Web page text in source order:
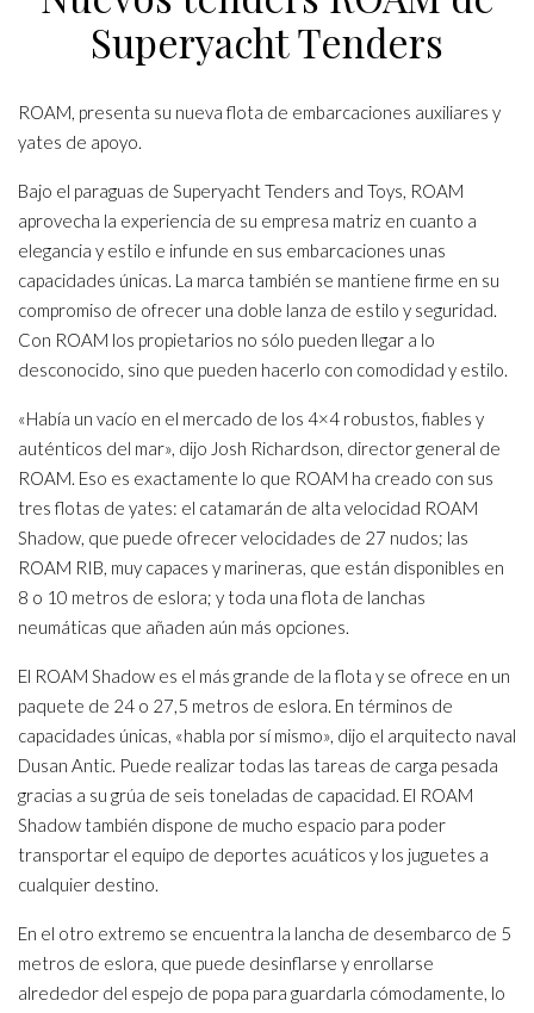
Superyacht Tenders
ROAM, presenta su nueva flota de embarcaciones auxiliares y
yates de apoyo.
Bajo el paraguas de Superyacht Tenders and Toys, ROAM
aprovecha la experiencia de su empresa matriz en cuanto a
elegancia y estilo e infunde en sus embarcaciones unas
capacidades únicas. La marca también se mantiene firme en su
compromiso de ofrecer una doble lanza de estilo y seguridad.
Con ROAM los propietarios no sólo pueden llegar a lo
desconocido, sino que pueden hacerlo con comodidad y estilo.
«Había un vacío en el mercado de los 4×4 robustos, fiables y
auténticos del mar», dijo Josh Richardson, director general de
ROAM. Eso es exactamente lo que ROAM ha creado con sus
tres flotas de yates: el catamarán de alta velocidad ROAM
Shadow, que puede ofrecer velocidades de 27 nudos; las
ROAM RIB, muy capaces y marineras, que están disponibles en
8 o 10 metros de eslora; y toda una flota de lanchas
neumáticas que añaden aún más opciones.
El ROAM Shadow es el más grande de la flota y se ofrece en un
paquete de 24 o 27,5 metros de eslora. En términos de
capacidades únicas, «habla por sí mismo», dijo el arquitecto naval
Dusan Antic. Puede realizar todas las tareas de carga pesada
gracias a su grúa de seis toneladas de capacidad. El ROAM
Shadow también dispone de mucho espacio para poder
transportar el equipo de deportes acuáticos y los juguetes a
cualquier destino.
En el otro extremo se encuentra la lancha de desembarco de 5
metros de eslora, que puede desinflarse y enrollarse
alrededor del espejo de popa para guardarla cómodamente, lo